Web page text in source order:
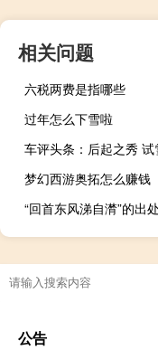
相关问题
六税两费是指哪些
过年怎么下雪啦
梦幻西游奥拓怎么赚钱
“回首东风涕自潸”的出
公告